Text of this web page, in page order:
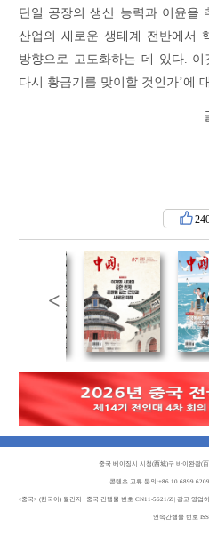
단일 공장의 생산 능력과 이윤을
산업의 새로운 생태계 전반에서
방향으로 고도화하는 데 있다. 이
다시 황금기를 맞이할 것인가’에
<
중국 베이징시 시청(西城)구 바이완좡(
콘텐츠 교류 문의:+86 10 6899
<중국> (한국어) 월간지 | 중국 간행물 번호 CN11-5621/Z | 광고 영
연속간행물 번호